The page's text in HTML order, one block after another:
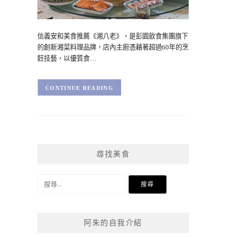
信義安和美食推薦《湘八老》，是彭園飲食集團旗下
的創新湘菜料理品牌，店內主廚憑藉著超過60年的烹
飪技藝，以優質食…
CONTINUE READING
尋找美食
阿朱的自我介紹